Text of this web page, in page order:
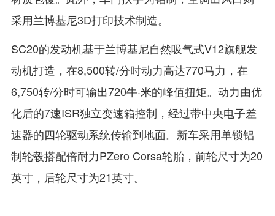
采用兰博基尼3D打印技术制造。
SC20的发动机基于兰博基尼自然吸气式V12旗舰发
动机打造，在8,500转/分时动力高达770马力，在
6,750转/分时可输出720牛·米的峰值扭矩。动力由优
化后的7速ISR独立变速箱控制，经过带中央电子差
速器的四轮驱动系统传输到地面。新车采用单锁铝
制轮毂搭配倍耐力PZero Corsa轮胎，前轮尺寸为20
英寸，后轮尺寸为21英寸。